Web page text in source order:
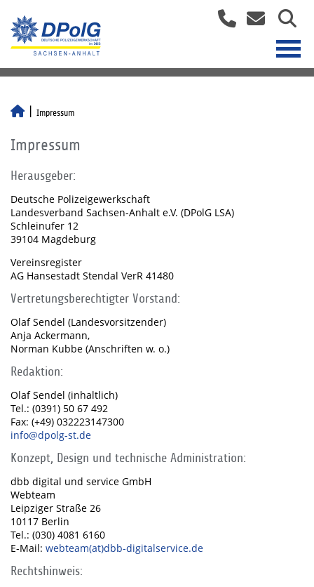
Impressum
Impressum
Herausgeber:
Deutsche Polizeigewerkschaft
Landesverband Sachsen-Anhalt e.V. (DPolG LSA)
Schleinufer 12
39104 Magdeburg
Vereinsregister
AG Hansestadt Stendal VerR 41480
Vertretungsberechtigter Vorstand:
Olaf Sendel (Landesvorsitzender)
Anja Ackermann,
Norman Kubbe (Anschriften w. o.)
Redaktion:
Olaf Sendel (inhaltlich)
Tel.: (0391) 50 67 492
Fax: (+49) 032223147300
info@dpolg-st.de
Konzept, Design und technische Administration:
dbb digital und service GmbH
Webteam
Leipziger Straße 26
10117 Berlin
Tel.: (030) 4081 6160
E-Mail: webteam(at)dbb-digitalservice.de
Rechtshinweis: